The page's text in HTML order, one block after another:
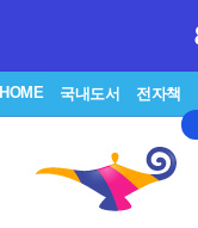
HOME 국내도서 전자책